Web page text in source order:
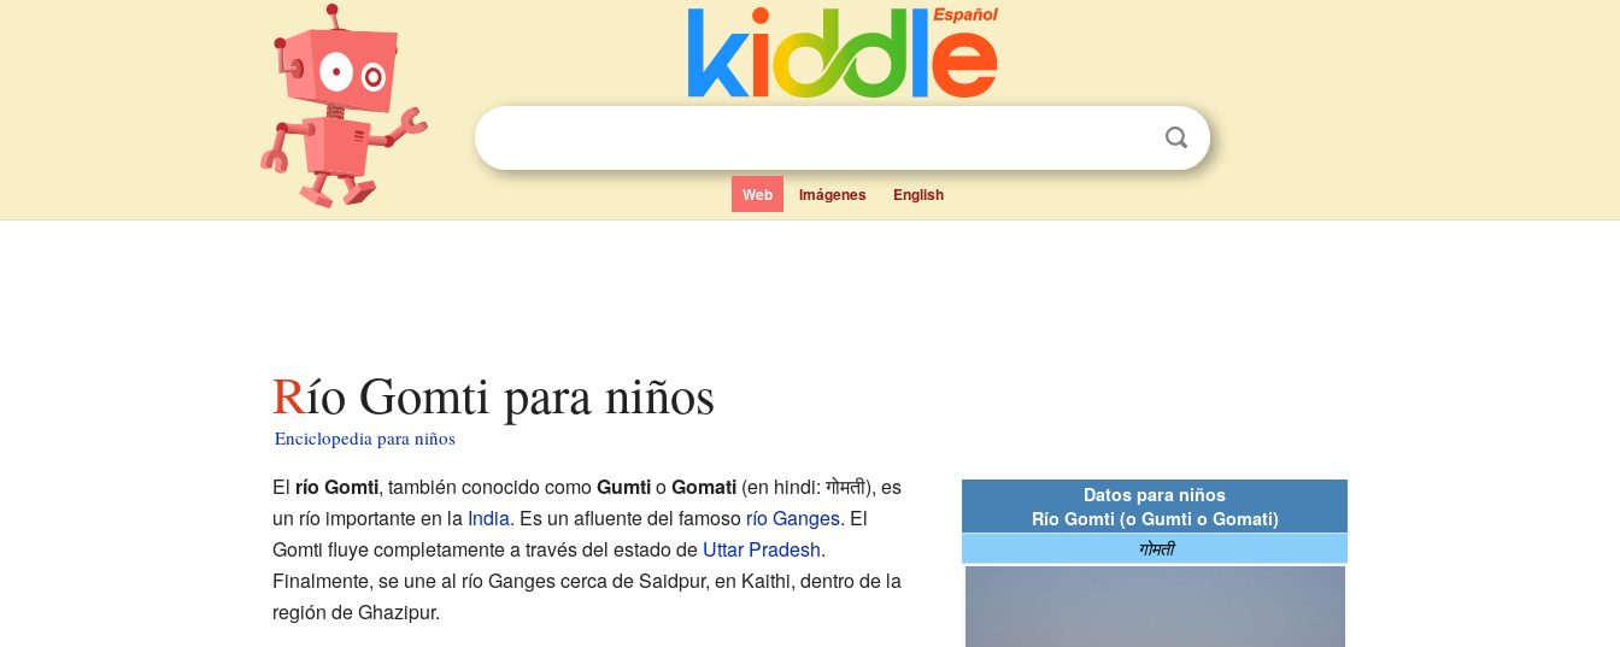
Web Imágenes English
Río Gomti para niños
Enciclopedia para niños
Datos para niños
Río Gomti (o Gumti o Gomati)
गोमती
El río Gomti, también conocido comoGumtioGomati(en hindi: गोमती), es
un río importante en la India. Es un afluente del famoso río Ganges. El
Gomti fluye completamente a través del estado de Uttar Pradesh.
Finalmente, se une al río Ganges cerca de Saidpur, en Kaithi, dentro de la
región de Ghazipur.